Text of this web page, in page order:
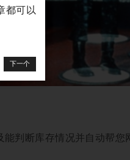
判断库存情况并自动帮您
下一个